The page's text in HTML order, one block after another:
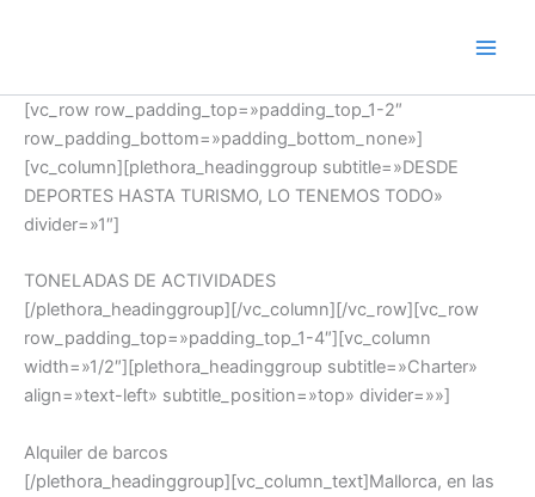
[vc_row row_padding_top=»padding_top_1-2″
row_padding_bottom=»padding_bottom_none»]
[vc_column][plethora_headinggroup subtitle=»DESDE
DEPORTES HASTA TURISMO, LO TENEMOS TODO»
divider=»1″]
TONELADAS DE ACTIVIDADES
[/plethora_headinggroup][/vc_column][/vc_row][vc_row
row_padding_top=»padding_top_1-4″][vc_column
width=»1/2″][plethora_headinggroup subtitle=»Charter»
align=»text-left» subtitle_position=»top» divider=»»]
Alquiler de barcos
[/plethora_headinggroup][vc_column_text]Mallorca, en las